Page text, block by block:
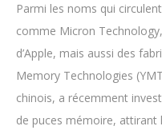
Parmi les noms qui
comme Micron
d’Apple, mais aussi des
Memory Technologies
chinois, a récemment
de puces mémoire, attirant